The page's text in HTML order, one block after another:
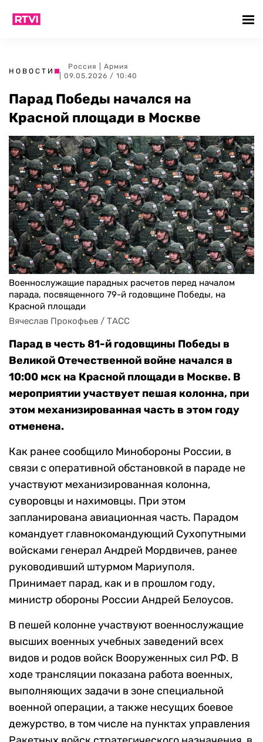
НОВОСТИ
Россия
Армия
| 09.05.2026 / 10:40
Парад Победы начался на
Красной площади в Москве
Военнослужащие парадных расчетов перед началом
парада, посвященного 79-й годовщине Победы, на
Красной площади
Вячеслав Прокофьев / ТАСС
Парад в честь 81-й годовщины Победы в
Великой Отечественной войне начался в
10:00 мск на Красной площади в Москве. В
мероприятии участвует пешая колонна, при
этом механизированная часть в этом году
отменена.
Как ранее сообщило Минобороны России, в
связи с оперативной обстановкой в параде не
участвуют механизированная колонна,
суворовцы и нахимовцы. При этом
запланирована авиационная часть. Парадом
командует главнокомандующий Сухопутными
войсками генерал Андрей Мордвичев, ранее
руководивший штурмом Мариуполя.
Принимает парад, как и в прошлом году,
министр обороны России Андрей Белоусов.
В пешей колонне участвуют военнослужащие
высших военных учебных заведений всех
видов и родов войск Вооруженных сил РФ. В
ходе трансляции показана работа военных,
выполняющих задачи в зоне специальной
военной операции, а также несущих боевое
дежурство, в том числе на пунктах управления